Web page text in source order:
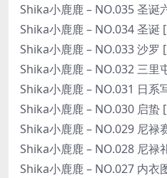
Shika小鹿鹿 – NO.035 圣诞
Shika小鹿鹿 – NO.034 圣诞
Shika小鹿鹿 – NO.033 沙罗
Shika小鹿鹿 – NO.032 三里
Shika小鹿鹿 – NO.031 日系
Shika小鹿鹿 – NO.030 启蛰
Shika小鹿鹿 – NO.029 尼禄
Shika小鹿鹿 – NO.028 尼禄
Shika小鹿鹿 – NO.027 内衣